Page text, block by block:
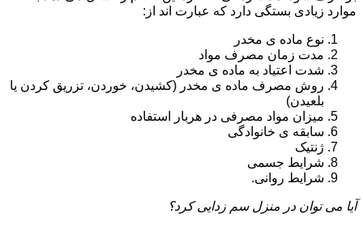
موارد زیادی بستگی دارد که عبارت اند از:
نوع ماده ی مخدر
مدت زمان مصرف مواد
شدت اعتیاد به ماده ی مخدر
روش مصرف ماده ی مخدر (کشیدن، خوردن، تزریق کردن یا
بلعیدن)
میزان مواد مصرفی در هربار استفاده
سابقه ی خانوادگی
ژنتیک
شرایط جسمی
شرایط روانی.
آیا می توان در منزل سم زدایی کرد؟